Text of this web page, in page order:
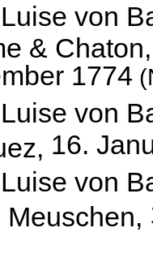
von
& Chaton,
1774
von
16.
von